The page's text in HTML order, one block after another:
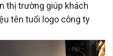
thị trường giúp khách
tên tuổi logo công ty